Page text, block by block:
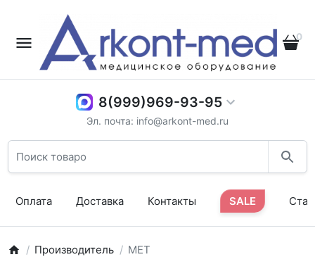
0
8(999)969-93-95
Эл. почта: info@arkont-med.ru
Оплата Доставка Контакты SALE
Производитель MET